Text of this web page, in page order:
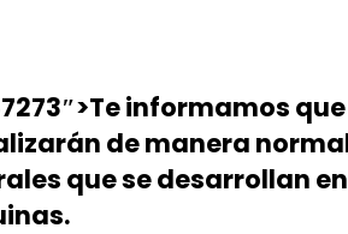
informamos
de manera
que se desarrollan